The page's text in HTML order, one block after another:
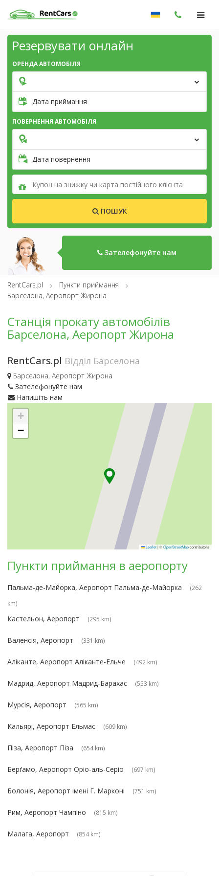
Резервувати онлайн
ОРЕНДА АВТОМОБІЛЯ
Дата приймання
ПОВЕРНЕННЯ АВТОМОБІЛЯ
Дата повернення
ПОШУК
Зателефонуйте нам
RentCars.pl
Пункти приймання
Барселона, Аеропорт Жирона
Станція прокату автомобілів
Барселона, Аеропорт Жирона
RentCars.pl Відділ Барселона
Барселона, Аеропорт Жирона
Зателефонуйте нам
Напишіть нам
+
−
Leaflet|©OpenStreetMapcontributors
Пункти приймання в аеропорту
Пальма-де-Майорка, Аеропорт Пальма-де-Майорка
(262
km)
Кастельон, Аеропорт (295 km)
Валенсія, Аеропорт (331 km)
Аліканте, Аеропорт Аліканте-Ельче (492 km)
Мадрид, Аеропорт Мадрид-Барахас (553 km)
Мурсія, Аеропорт (565 km)
Кальярі, Аеропорт Ельмас (609 km)
Піза, Аеропорт Піза (654 km)
Берґамо, Аеропорт Оріо-аль-Серіо (697 km)
Болонія, Аеропорт імені Г. Марконі (751 km)
Рим, Аеропорт Чампіно (815 km)
Малага, Аеропорт (854 km)